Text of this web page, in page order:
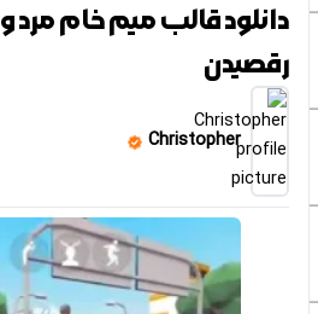
دانلود قالب میم خام مرد
رقصیدن
Christopher